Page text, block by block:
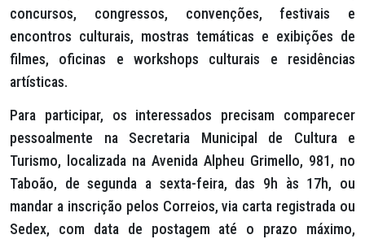
concursos, congressos, convenções, festivais e
encontros culturais, mostras temáticas e exibições de
filmes, oficinas e workshops culturais e residências
artísticas.
Para participar, os interessados precisam comparecer
pessoalmente na Secretaria Municipal de Cultura e
Turismo, localizada na Avenida Alpheu Grimello, 981, no
Taboão, de segunda a sexta-feira, das 9h às 17h, ou
mandar a inscrição pelos Correios, via carta registrada ou
Sedex, com data de postagem até o prazo máximo,